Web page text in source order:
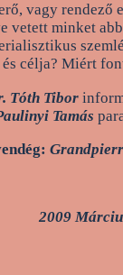
vagy rendező
vetett minket
és célja? Miért
Tóth Tibor
Tamás
2009